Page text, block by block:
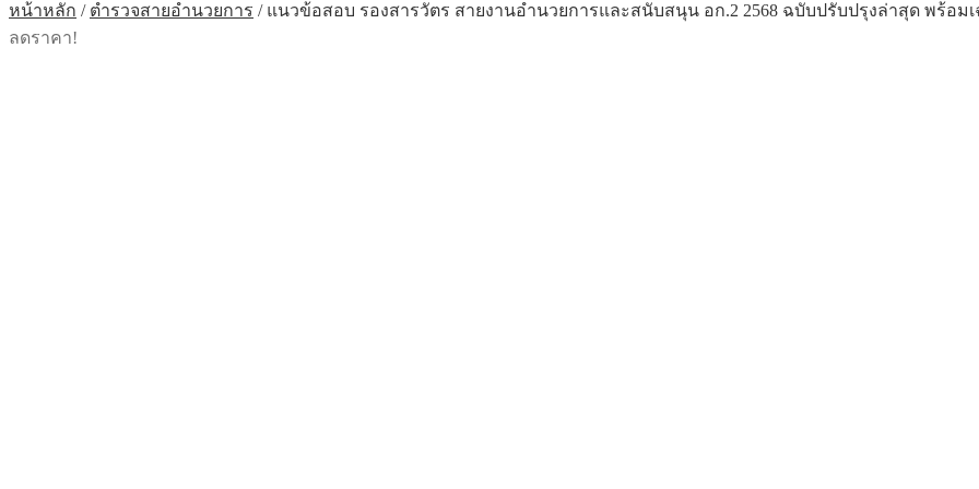
หน้าหลัก / ตำรวจสายอำนวยการ / แนวข้อสอบ รองสารวัตร สายงานอำนวยการและสนับสนุน อก.2 2568 ฉบับปรับปรุงล่าสุด พร้อม
ลดราคา!